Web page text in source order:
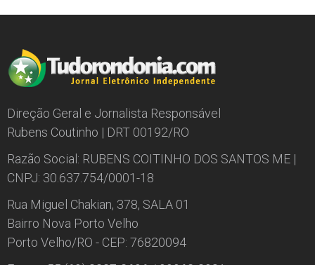
Direção Geral e Jornalista Responsável
Rubens Coutinho | DRT 00192/RO
Razão Social: RUBENS COITINHO DOS SANTOS ME |
CNPJ: 30.637.754/0001-18
Rua Miguel Chakian, 378, SALA 01
Bairro Nova Porto Velho
Porto Velho/RO - CEP: 76820094